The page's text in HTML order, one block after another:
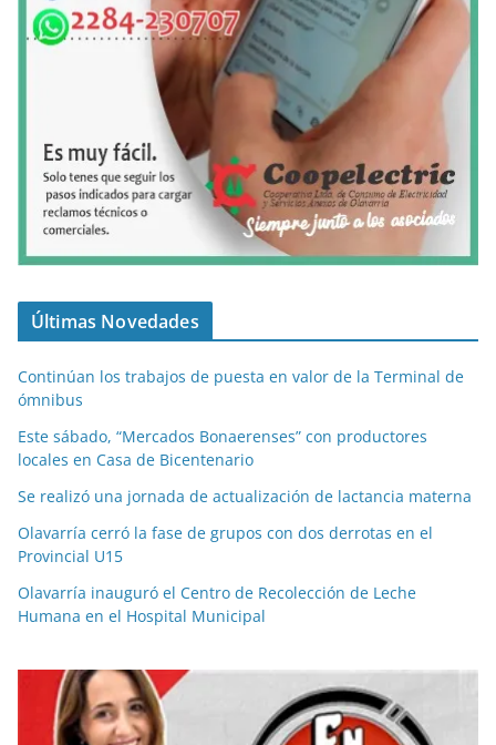
Últimas Novedades
Continúan los trabajos de puesta en valor de la Terminal de
ómnibus
Este sábado, “Mercados Bonaerenses” con productores
locales en Casa de Bicentenario
Se realizó una jornada de actualización de lactancia materna
Olavarría cerró la fase de grupos con dos derrotas en el
Provincial U15
Olavarría inauguró el Centro de Recolección de Leche
Humana en el Hospital Municipal